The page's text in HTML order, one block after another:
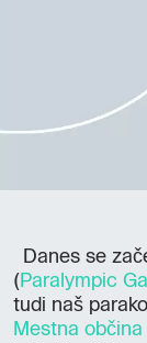
Danes se
( Paralympic
tudi naš
Mestna